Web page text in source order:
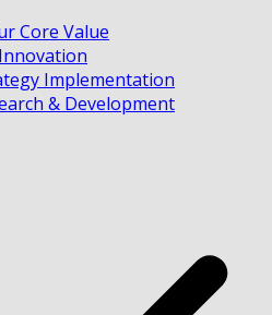
Core Value
Implementation
& Development